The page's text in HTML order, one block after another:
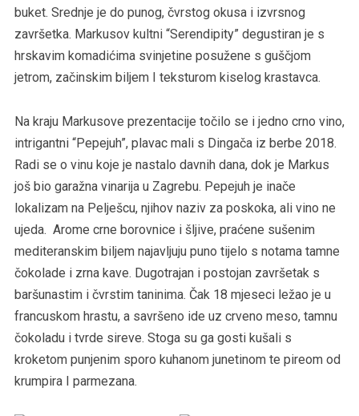
buket. Srednje je do punog, čvrstog okusa i izvrsnog
završetka. Markusov kultni “Serendipity” degustiran je s
hrskavim komadićima svinjetine posužene s guščjom
jetrom, začinskim biljem I teksturom kiselog krastavca.
Na kraju Markusove prezentacije točilo se i jedno crno vino,
intrigantni “Pepejuh”, plavac mali s Dingača iz berbe 2018.
Radi se o vinu koje je nastalo davnih dana, dok je Markus
još bio garažna vinarija u Zagrebu. Pepejuh je inače
lokalizam na Pelješcu, njihov naziv za poskoka, ali vino ne
ujeda. Arome crne borovnice i šljive, praćene sušenim
mediteranskim biljem najavljuju puno tijelo s notama tamne
čokolade i zrna kave. Dugotrajan i postojan završetak s
baršunastim i čvrstim taninima. Čak 18 mjeseci ležao je u
francuskom hrastu, a savršeno ide uz crveno meso, tamnu
čokoladu i tvrde sireve. Stoga su ga gosti kušali s
kroketom punjenim sporo kuhanom junetinom te pireom od
krumpira I parmezana.